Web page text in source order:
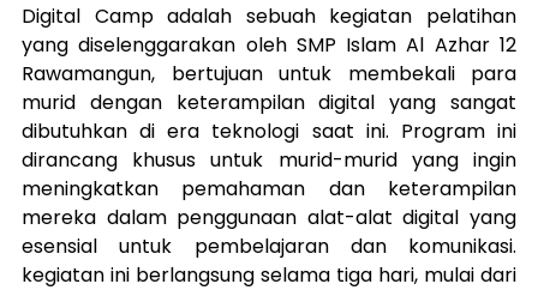
Digital Camp adalah sebuah kegiatan pelatihan
yang diselenggarakan oleh SMP Islam Al Azhar 12
Rawamangun, bertujuan untuk membekali para
murid dengan keterampilan digital yang sangat
dibutuhkan di era teknologi saat ini. Program ini
dirancang khusus untuk murid-murid yang ingin
meningkatkan pemahaman dan keterampilan
mereka dalam penggunaan alat-alat digital yang
esensial untuk pembelajaran dan komunikasi.
kegiatan ini berlangsung selama tiga hari, mulai dari